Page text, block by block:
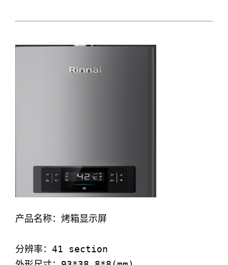
产品名称：烤箱显示屏
分辨率：41 section